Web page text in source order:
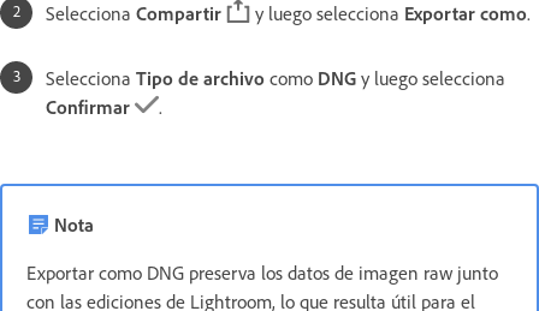
Selecciona Compartir y luego selecciona Exportar como.
Selecciona Tipo de archivo como DNG y luego selecciona
Confirmar
.
Nota
Exportar como DNG preserva los datos de imagen raw junto
con las ediciones de Lightroom, lo que resulta útil para el